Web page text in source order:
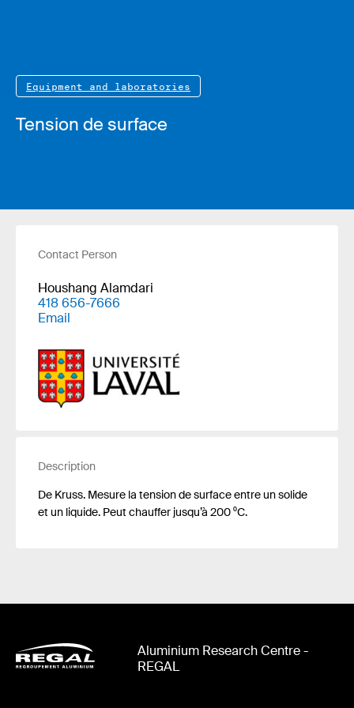
Equipment and laboratories
Tension de surface
Contact Person
Houshang Alamdari
418 656-7666
Email
Description
De Kruss. Mesure la tension de surface entre un solide
et un liquide. Peut chauffer jusqu’à 200 ⁰C.
Aluminium Research Centre -
REGAL